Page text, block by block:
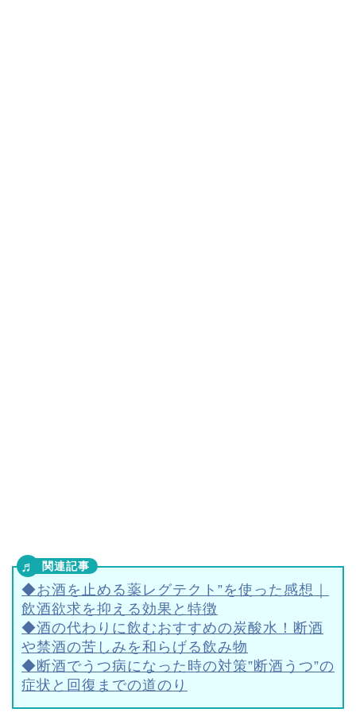
◆お酒を止める薬レグテクト”を使った感想｜
飲酒欲求を抑える効果と特徴
◆酒の代わりに飲むおすすめの炭酸水！断酒
や禁酒の苦しみを和らげる飲み物
◆断酒でうつ病になった時の対策”断酒うつ”の
症状と回復までの道のり